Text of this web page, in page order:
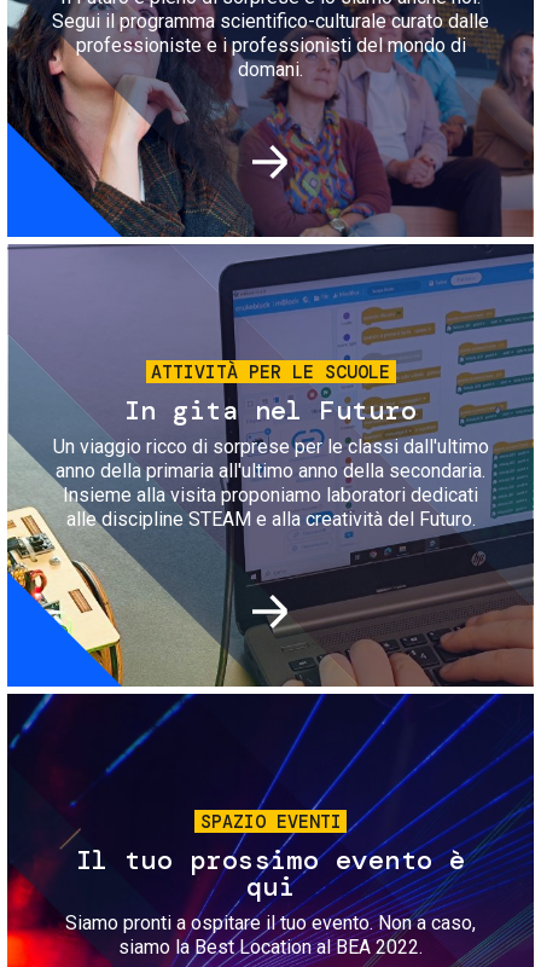
Segui il programma scientifico-culturale curato dalle
professioniste e i professionisti del mondo di
domani.
Immagine
ATTIVITÀ PER LE SCUOLE
In gita nel Futuro
Un viaggio ricco di sorprese per le classi dall'ultimo
anno della primaria all'ultimo anno della secondaria.
Insieme alla visita proponiamo laboratori dedicati
alle discipline STEAM e alla creatività del Futuro.
Immagine
SPAZIO EVENTI
Il tuo prossimo evento è
qui
Siamo pronti a ospitare il tuo evento. Non a caso,
siamo la Best Location al BEA 2022.